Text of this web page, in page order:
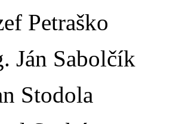
Petraško
Ján Sabolčík
Stodola